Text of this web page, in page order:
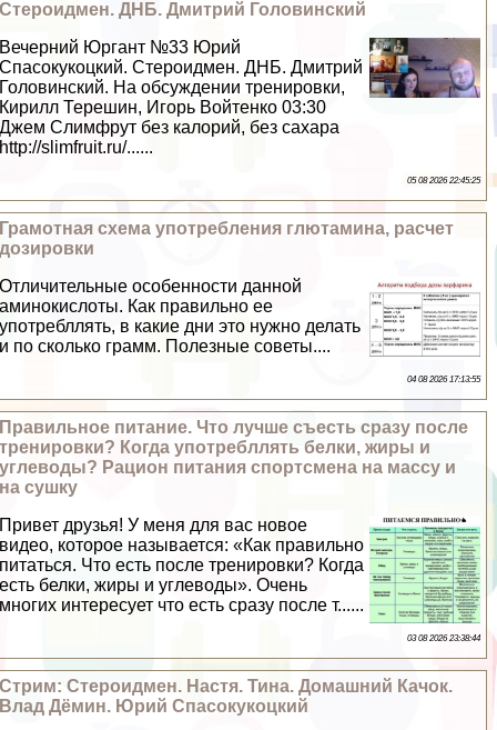
Стероидмен. ДНБ. Дмитрий Головинский
Вечерний Юргант №33 Юрий
Спасокукоцкий. Стероидмен. ДНБ. Дмитрий
Головинский. На обсуждении тренировки,
Кирилл Терешин, Игорь Войтенко 03:30
Джем Слимфрут без калорий, без сахара
http://slimfruit.ru/......
05 08 2026 22:45:25
Грамотная схема употрeбления глютамина, расчет
дозировки
Отличительные особенности данной
аминокислоты. Как правильно ее
употрeбллять, в какие дни это нужно делать
и по сколько грамм. Полезные советы....
04 08 2026 17:13:55
Правильное питание. Что лучше съесть сразу после
тренировки? Когда употрeбллять белки, жиры и
углеводы? Рацион питания спортсмена на массу и
на сушку
Привет друзья! У меня для вас новое
видео, которое называется: «Как правильно
питаться. Что есть после тренировки? Когда
есть белки, жиры и углеводы». Очень
многих интересует что есть сразу после т......
03 08 2026 23:38:44
Стрим: Стероидмен. Настя. Тина. Домашний Качок.
Влад Дёмин. Юрий Спасокукоцкий